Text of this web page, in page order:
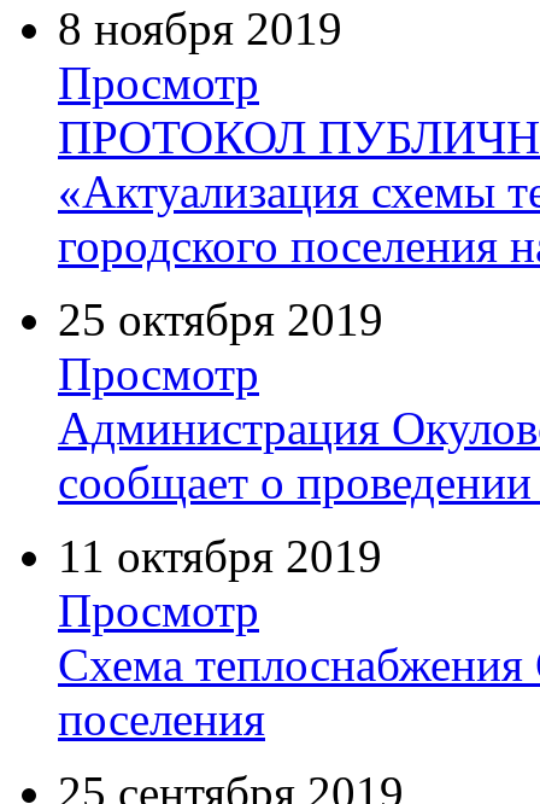
8 ноября 2019
Просмотр
ПРОТОКОЛ
«Актуализация схемы
городского поселения
25 октября 2019
Просмотр
Администрация
сообщает о
11 октября 2019
Просмотр
Схема теплоснабжения
поселения
25 сентября 2019